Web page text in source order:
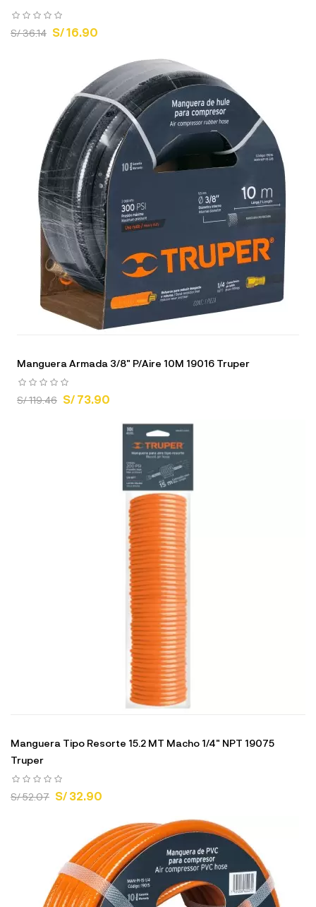
S/ 36.14 S/ 16.90
Manguera Armada 3/8" P/Aire 10M 19016 Truper
S/ 119.46 S/ 73.90
Manguera Tipo Resorte 15.2 MT Macho 1/4" NPT 19075
Truper
S/ 52.07 S/ 32.90